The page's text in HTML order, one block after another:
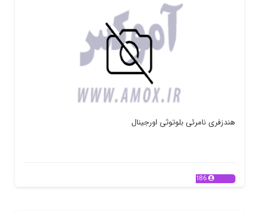
هندزفری نامرئی بلوتوثی اورجینال
186